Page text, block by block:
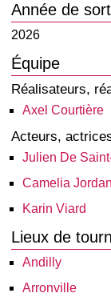
Année de
2026
Équipe
Réalisateurs,
Axel Courtière
Acteurs,
Julien De
Camelia
Karin Viard
Lieux de
Andilly
Arronville